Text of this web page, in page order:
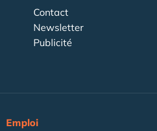
Contact
Newsletter
Publicité
Emploi